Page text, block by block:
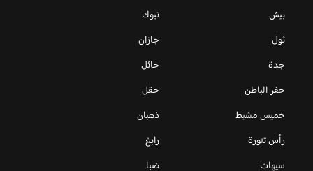
بيش
تبوك
ثول
جازان
جدة
حائل
حفر الباطن
حقل
خميس مشيط
ذهبان
رأس تنورة
رابغ
سيهات
ضبا